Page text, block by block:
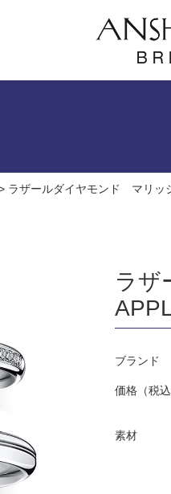
ラザールダイヤモンド マリッ
ラ
ブランド
価格（税込
素材